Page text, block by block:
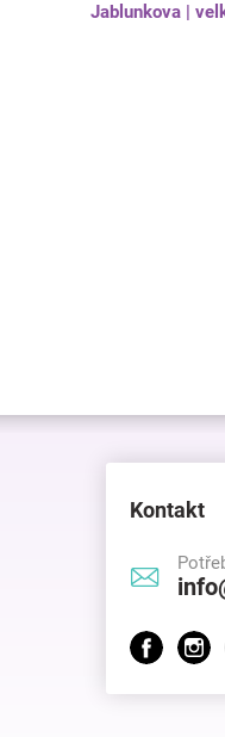
Jablunkova |
Kontakt